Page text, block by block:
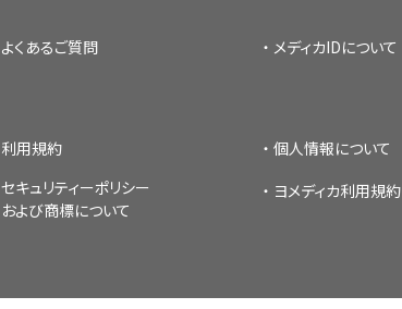
よくあるご質問 メディカIDについて
利用規約 個人情報について
セキュリティーポリシー
および商標について
ヨメディカ利用規約